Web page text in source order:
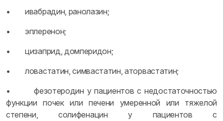
• ивабрадин, ранолазин;
• эплеренон;
• цизаприд, домперидон;
• ловастатин, симвастатин, аторвастатин;
• фезотеродин у пациентов с недостаточностью
функции почек или печени умеренной или тяжелой
степени, солифенацин у пациентов с